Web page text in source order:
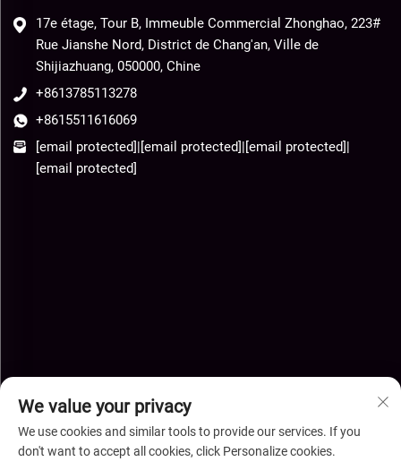
17e étage, Tour B, Immeuble Commercial Zhonghao, 223#
Rue Jianshe Nord, District de Chang'an, Ville de
Shijiazhuang, 050000, Chine
+8613785113278
+8615511616069
[email protected]
[email protected] [email protected]
[email protected]
We value your privacy
We use cookies and similar tools to provide our services. If you
don't want to accept all cookies, click Personalize cookies.